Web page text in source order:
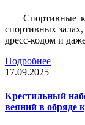
Спортивные
спортивных
дресс-кодом и
Подробнее
17.09.2025
Крестильный
веяний в обряде